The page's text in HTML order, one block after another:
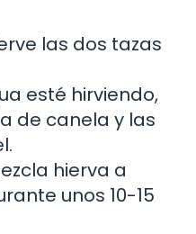
las dos tazas
esté hirviendo,
de canela y las
hierva a
unos 10-15